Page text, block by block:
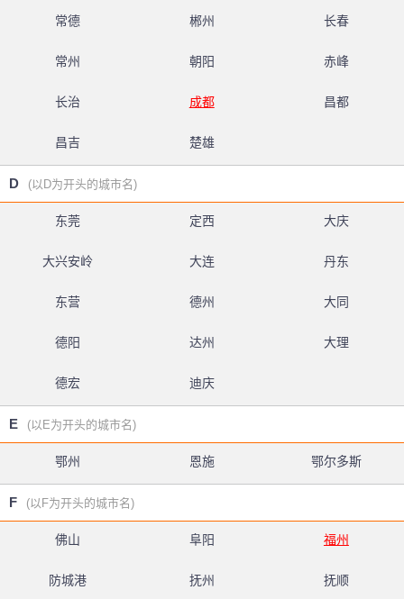
常德 郴州 长春
常州 朝阳 赤峰
长治 成都 昌都
昌吉 楚雄
D (以D为开头的城市名)
东莞 定西 大庆
大兴安岭 大连 丹东
东营 德州 大同
德阳 达州 大理
德宏 迪庆
E (以E为开头的城市名)
鄂州 恩施 鄂尔多斯
F (以F为开头的城市名)
佛山 阜阳 福州
防城港 抚州 抚顺